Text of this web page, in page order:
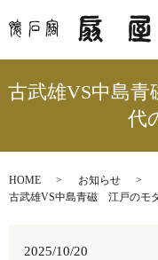
古武雄VS中島
代
HOME
お知らせ
古武雄VS中島青磁 江戸のモ
2025/10/20